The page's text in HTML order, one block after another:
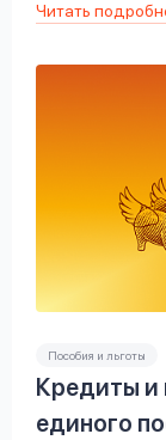
Читать
Пособия и льготы
Кредиты и
единого